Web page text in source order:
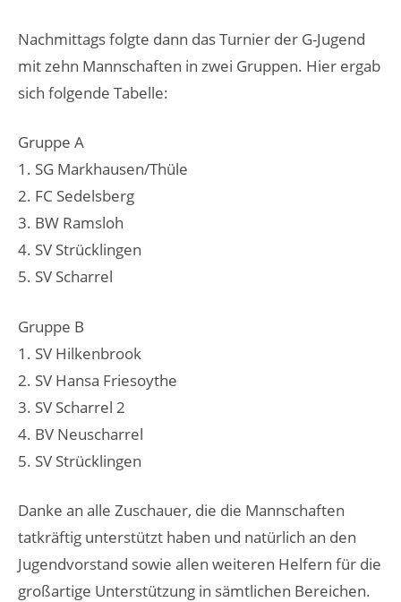
Nachmittags folgte dann das Turnier der G-Jugend
mit zehn Mannschaften in zwei Gruppen. Hier ergab
sich folgende Tabelle:
Gruppe A
1. SG Markhausen/Thüle
2. FC Sedelsberg
3. BW Ramsloh
4. SV Strücklingen
5. SV Scharrel
Gruppe B
1. SV Hilkenbrook
2. SV Hansa Friesoythe
3. SV Scharrel 2
4. BV Neuscharrel
5. SV Strücklingen
Danke an alle Zuschauer, die die Mannschaften
tatkräftig unterstützt haben und natürlich an den
Jugendvorstand sowie allen weiteren Helfern für die
großartige Unterstützung in sämtlichen Bereichen.